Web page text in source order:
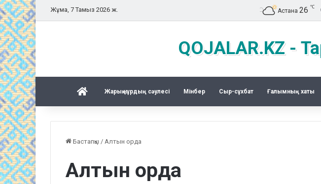
Жұма, 7 Тамыз 2026 ж. Астана 26 ℃
QOJALAR.KZ -
Басқы бетЖарық нұрдың сәулесі Mінбер Сыр-сұхбат Ғалымның хаты
Бастапқы / Алтын орда
Алтын орда